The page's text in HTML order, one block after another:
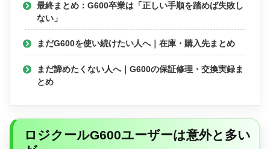
最終まとめ：G600卒業は「正しい手順を踏めば失敗し
ない」
まだG600を使い続けたい人へ｜在庫・購入先まとめ
まだ諦めたくない人へ｜G600の保証修理・交換実録ま
とめ
ロジクールG600ユーザーは意外と多い